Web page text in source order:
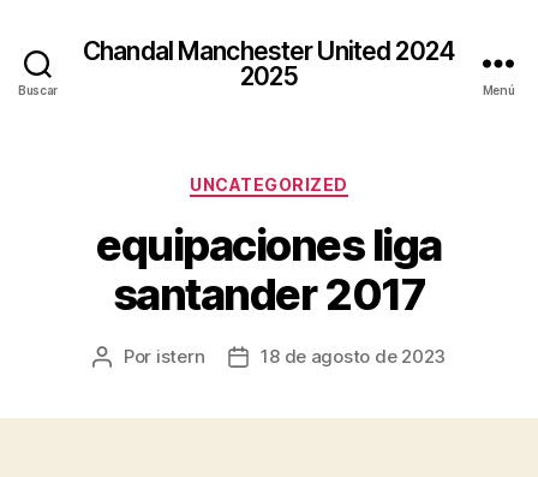
Buscar
Chandal Manchester United 2024
2025
Menú
Categorías
UNCATEGORIZED
equipaciones liga
santander 2017
Autor
Por istern
Fecha18 de agosto de 2023